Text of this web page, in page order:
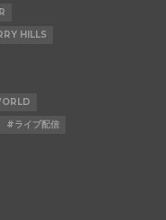
HILLS
#ライブ配信